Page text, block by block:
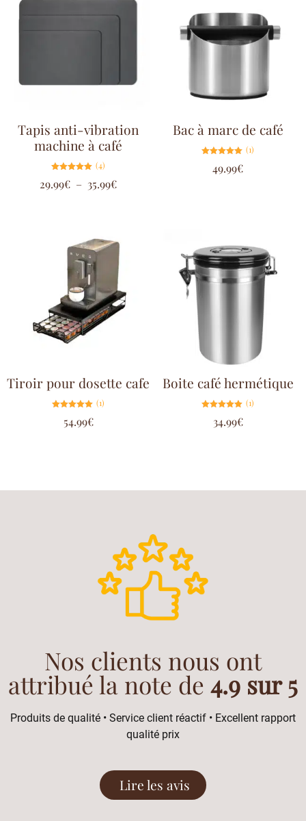
Tapis anti-vibration
machine à café
5.00
sur 5
(4)
29.99€ – 35.99€
Bac à marc de café
5.00
sur 5
(1)
49.99€
Tiroir pour dosette cafe
5.00
sur 5
(1)
54.99€
Boite café hermétique
5.00
sur 5
(1)
34.99€
Nos clients nous ont
attribué la note de 4.9 sur 5
Produits de qualité • Service client réactif • Excellent rapport
qualité prix
Lire les avis